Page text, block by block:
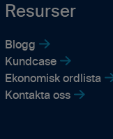
Resurser
Blogg
Kundcase
Ekonomisk ordlista
Kontakta oss